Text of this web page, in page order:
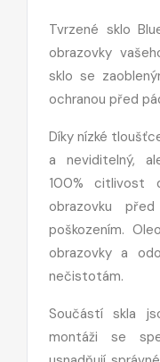
Tvrzené sklo
obrazovky
sklo se
ochranou před
Díky nízké
a neviditelný,
100% citlivost
obrazovku
poškozením.
obrazovky a
nečistotám.
Součástí skla
montáži se